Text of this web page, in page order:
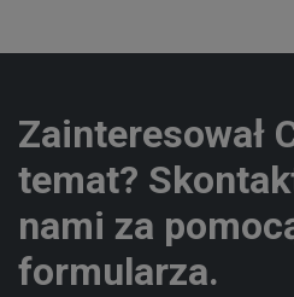
Zainteresował
temat?
nami za
formularza.